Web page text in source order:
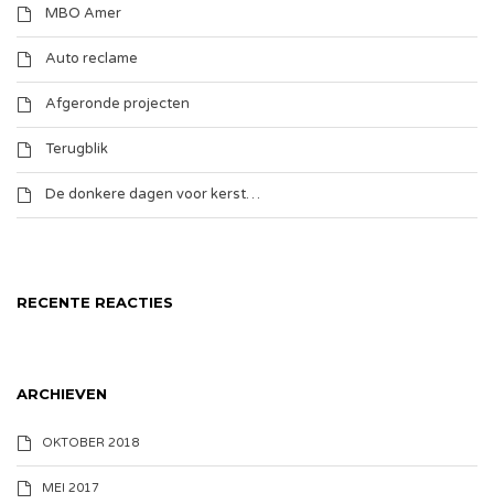
MBO Amer
Auto reclame
Afgeronde projecten
Terugblik
De donkere dagen voor kerst…
RECENTE REACTIES
ARCHIEVEN
OKTOBER 2018
MEI 2017